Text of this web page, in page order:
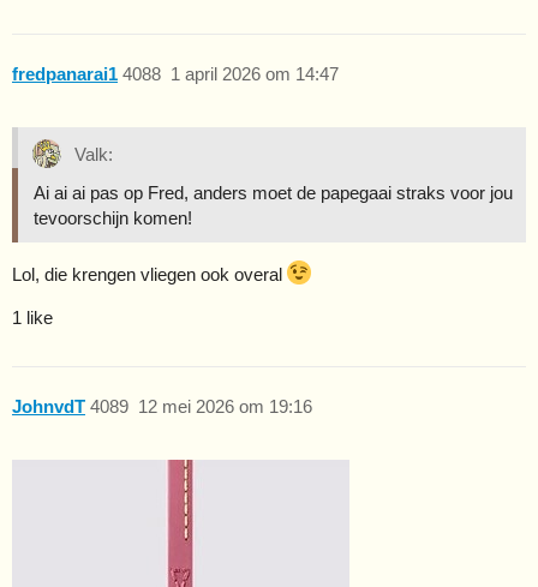
fredpanarai1 1 april 2026 om 14:47
4088
Valk:
Ai ai ai pas op Fred, anders moet de papegaai straks voor jou
tevoorschijn komen!
Lol, die krengen vliegen ook overal
1 like
JohnvdT 12 mei 2026 om 19:16
4089